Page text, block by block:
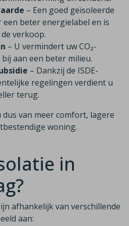
– Een goed geïsoleerde
beter energielabel en is
verkoop.
– U vermindert uw CO₂-
aan een beter milieu.
– Dankzij de ISDE-
regelingen verdient u
terug.
van meer comfort, lagere
woning.
in
afhankelijk van verschillende
aan: